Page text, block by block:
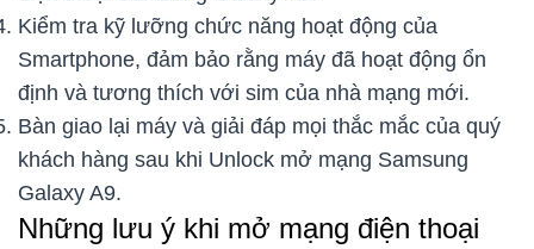
Kiểm tra kỹ lưỡng chức năng hoạt động của
Smartphone, đảm bảo rằng máy đã hoạt động ổn
định và tương thích với sim của nhà mạng mới.
Bàn giao lại máy và giải đáp mọi thắc mắc của quý
khách hàng sau khi Unlock mở mạng Samsung
Galaxy A9.
Những lưu ý khi mở mạng điện thoại